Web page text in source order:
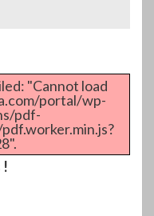
"Cannot load
portal/wp-
pdf-
!